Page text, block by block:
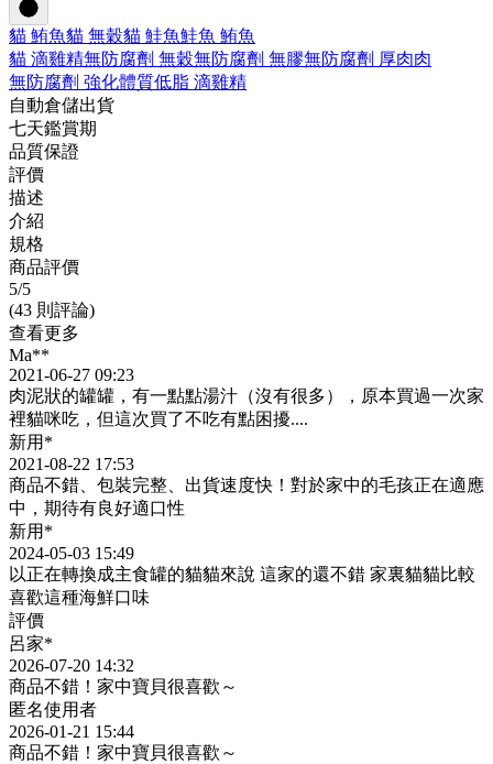
貓 鮪魚貓 無穀貓 鮭魚鮭魚 鮪魚
貓 滴雞精無防腐劑 無穀無防腐劑 無膠無防腐劑 厚肉肉
無防腐劑 強化體質低脂 滴雞精
自動倉儲出貨
七天鑑賞期
品質保證
評價
描述
介紹
規格
商品評價
5/5
(43 則評論)
查看更多
Ma**
2021-06-27 09:23
肉泥狀的罐罐，有一點點湯汁（沒有很多），原本買過一次家
裡貓咪吃，但這次買了不吃有點困擾....
新用*
2021-08-22 17:53
商品不錯、包裝完整、出貨速度快！對於家中的毛孩正在適應
中，期待有良好適口性
新用*
2024-05-03 15:49
以正在轉換成主食罐的貓貓來說 這家的還不錯 家裏貓貓比較
喜歡這種海鮮口味
評價
呂家*
2026-07-20 14:32
商品不錯！家中寶貝很喜歡～
匿名使用者
2026-01-21 15:44
商品不錯！家中寶貝很喜歡～